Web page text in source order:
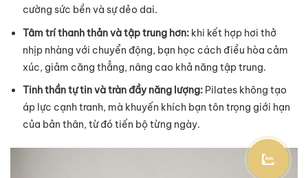
cường sức bền và sự dẻo dai.
Tâm trí thanh thản và tập trung hơn: khi kết hợp hơi thở
nhịp nhàng với chuyển động, bạn học cách điều hòa cảm
xúc, giảm căng thẳng, nâng cao khả năng tập trung.
Tinh thần tự tin và tràn đầy năng lượng: Pilates không tạo
áp lực cạnh tranh, mà khuyến khích bạn tôn trọng giới hạn
của bản thân, từ đó tiến bộ từng ngày.